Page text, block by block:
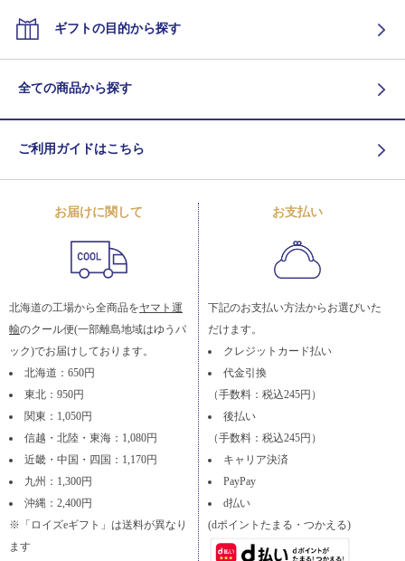
ギフトの目的から探す
全ての商品から探す
ご利用ガイドはこちら
お届けに関して
北海道の工場から全商品をヤマト運
輸のクール便(一部離島地域はゆうパ
ック)でお届けしております。
北海道：650円
東北：950円
関東：1,050円
信越・北陸・東海：1,080円
近畿・中国・四国：1,170円
九州：1,300円
沖縄：2,400円
※「ロイズeギフト」は送料が異なり
ます
お支払い
下記のお支払い方法からお選びいた
だけます。
クレジットカード払い
代金引換
（手数料：税込245円）
後払い
（手数料：税込245円）
キャリア決済
PayPay
d払い
(dポイントたまる・つかえる)